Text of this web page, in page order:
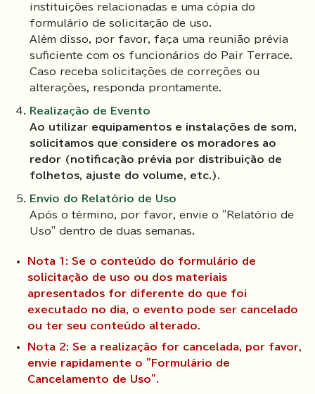
instituições relacionadas e uma cópia do
formulário de solicitação de uso.
Além disso, por favor, faça uma reunião prévia
suficiente com os funcionários do Pair Terrace.
Caso receba solicitações de correções ou
alterações, responda prontamente.
Realização de Evento
Ao utilizar equipamentos e instalações de som,
solicitamos que considere os moradores ao
redor (notificação prévia por distribuição de
folhetos, ajuste do volume, etc.).
Envio do Relatório de Uso
Após o término, por favor, envie o "Relatório de
Uso" dentro de duas semanas.
Nota 1: Se o conteúdo do formulário de
solicitação de uso ou dos materiais
apresentados for diferente do que foi
executado no dia, o evento pode ser cancelado
ou ter seu conteúdo alterado.
Nota 2: Se a realização for cancelada, por favor,
envie rapidamente o "Formulário de
Cancelamento de Uso".